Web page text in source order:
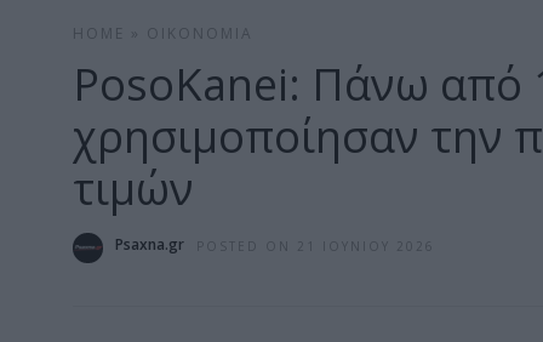
HOME ΟΙΚΟΝΟΜΊΑ
PosoKanei: Πάνω από
χρησιμοποίησαν την
τιμών
Psaxna.gr POSTED ON 21 ΙΟΥΝΊΟΥ 2026